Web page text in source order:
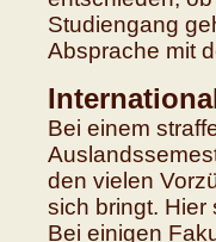
Studiengang
Absprache mit
Bei einem
den vielen
sich bringt. Hier
Bei einigen